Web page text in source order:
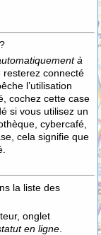
à
resterez connecté
l’utilisation
cochez cette case
si vous utilisez un
cybercafé,
cela signifie que
la liste des
onglet
en ligne